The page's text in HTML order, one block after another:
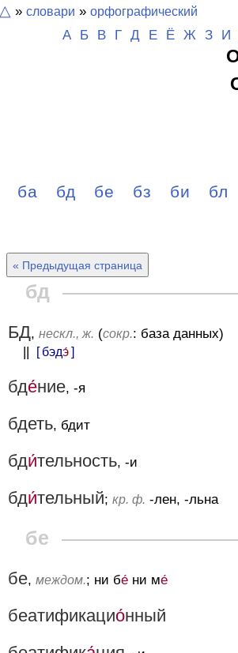
△ » словари » орфографический
А Б В Г Д Е Ё Ж З И
ба бд бе бз би бл
« Предыдущая страница
бд
БД, нескл., ж. (сокр.: база данных)
[ бэдэ́]
бде́ние, -я
бдеть, бдит
бди́тельность, -и
бди́тельный; кр. ф. -лен, -льна
бе
бе, междом.; ни бе́ ни ме́
беатификацио́нный